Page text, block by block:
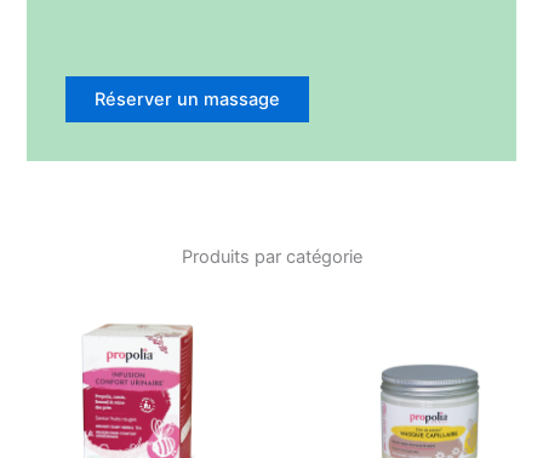
Réserver un massage
Produits par catégorie